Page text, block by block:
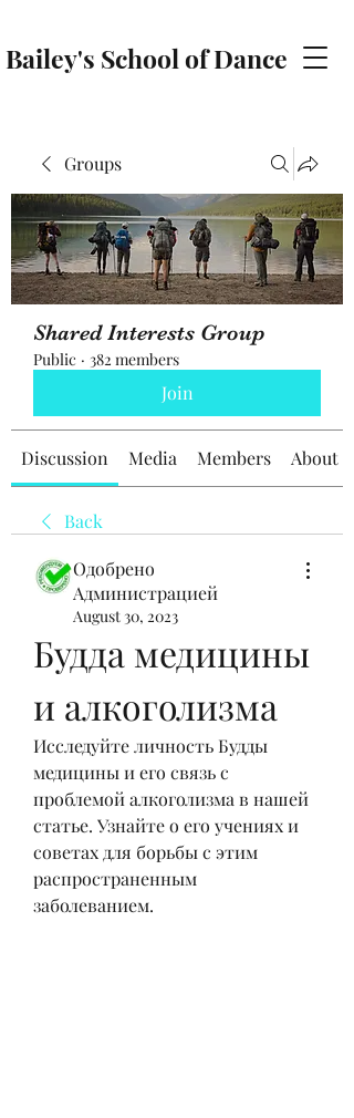
Bailey's School of Dance
Groups
Shared Interests Group
Public · 382 members
Join
Discussion Media Members About
Back
Одобрено
Администрацией
August 30, 2023
Будда медицины
и алкоголизма
Исследуйте личность Будды
медицины и его связь с
проблемой алкоголизма в нашей
статье. Узнайте о его учениях и
советах для борьбы с этим
распространенным
заболеванием.